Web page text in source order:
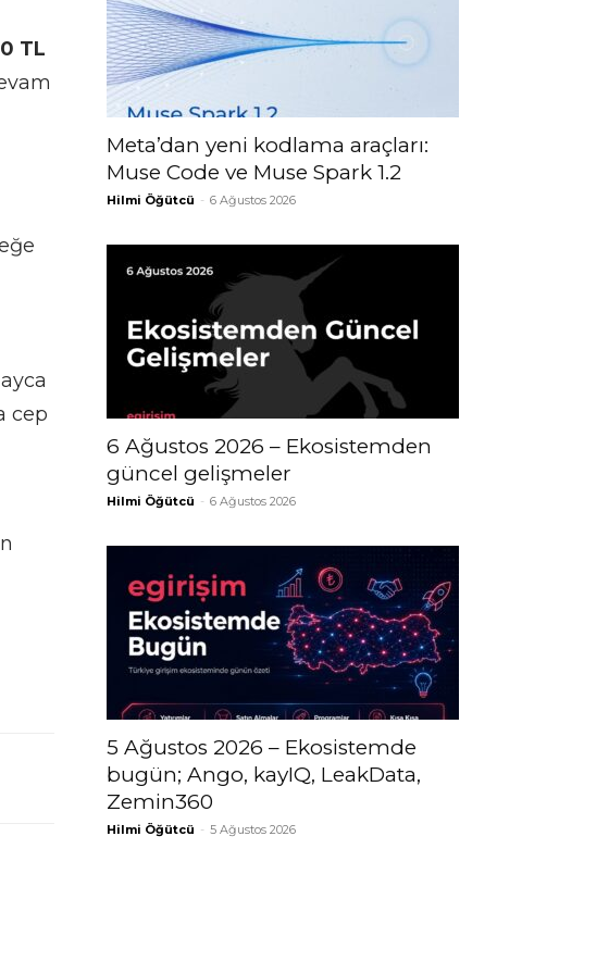
TL
cep
Meta’dan yeni kodlama araçları:
Muse Code ve Muse Spark 1.2
Hilmi Öğütcü - 6 Ağustos 2026
6 Ağustos 2026 – Ekosistemden
güncel gelişmeler
Hilmi Öğütcü - 6 Ağustos 2026
5 Ağustos 2026 – Ekosistemde
bugün; Ango, kayIQ, LeakData,
Zemin360
Hilmi Öğütcü - 5 Ağustos 2026